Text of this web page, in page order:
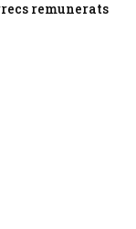
remunerats